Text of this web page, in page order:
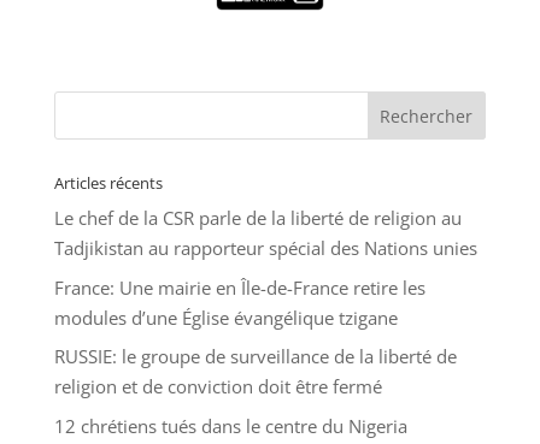
Articles récents
Le chef de la CSR parle de la liberté de religion au
Tadjikistan au rapporteur spécial des Nations unies
France: Une mairie en Île-de-France retire les
modules d’une Église évangélique tzigane
RUSSIE: le groupe de surveillance de la liberté de
religion et de conviction doit être fermé
12 chrétiens tués dans le centre du Nigeria